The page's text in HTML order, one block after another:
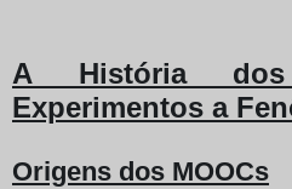
A História
Experimentos a
Origens dos MOOCs